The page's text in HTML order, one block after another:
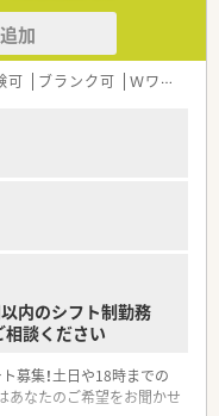
加
可 ブランク可 Ｗワーク可
内のシフト制勤務
談ください
募集！土日や18時までの
あなたのご希望をお聞かせ